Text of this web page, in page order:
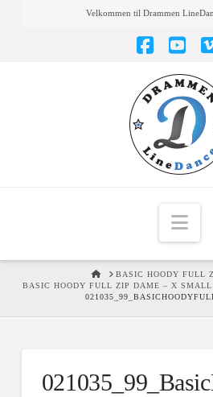
Velkommen til Drammen
HOMEBASIC HOODY FULL
BASIC HOODY FULL ZIP DAME – X